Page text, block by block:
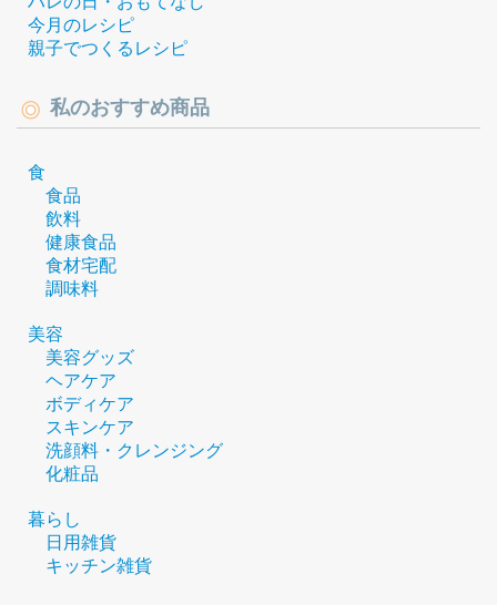
今月のレシピ
親子でつくるレシピ
私のおすすめ商品
食
食品
飲料
健康食品
食材宅配
調味料
美容
美容グッズ
ヘアケア
ボディケア
スキンケア
洗顔料・クレンジング
化粧品
暮らし
日用雑貨
キッチン雑貨